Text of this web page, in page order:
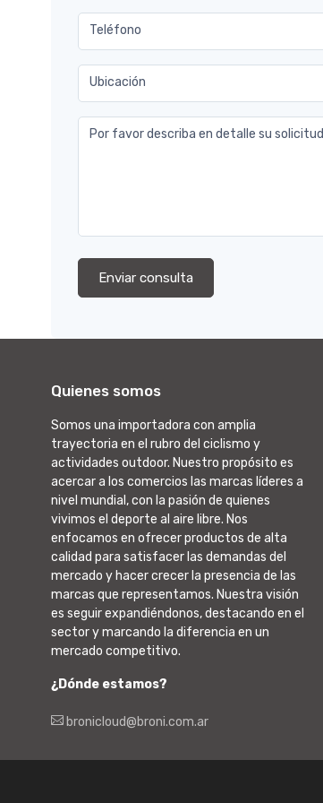
Teléfono
Ubicación
Por favor describa en detalle su solicitud
Enviar consulta
Quienes somos
Somos una importadora con amplia
trayectoria en el rubro del ciclismo y
actividades outdoor. Nuestro propósito es
acercar a los comercios las marcas líderes a
nivel mundial, con la pasión de quienes
vivimos el deporte al aire libre. Nos
enfocamos en ofrecer productos de alta
calidad para satisfacer las demandas del
mercado y hacer crecer la presencia de las
marcas que representamos. Nuestra visión
es seguir expandiéndonos, destacando en el
sector y marcando la diferencia en un
mercado competitivo.
¿Dónde estamos?
bronicloud@broni.com.ar